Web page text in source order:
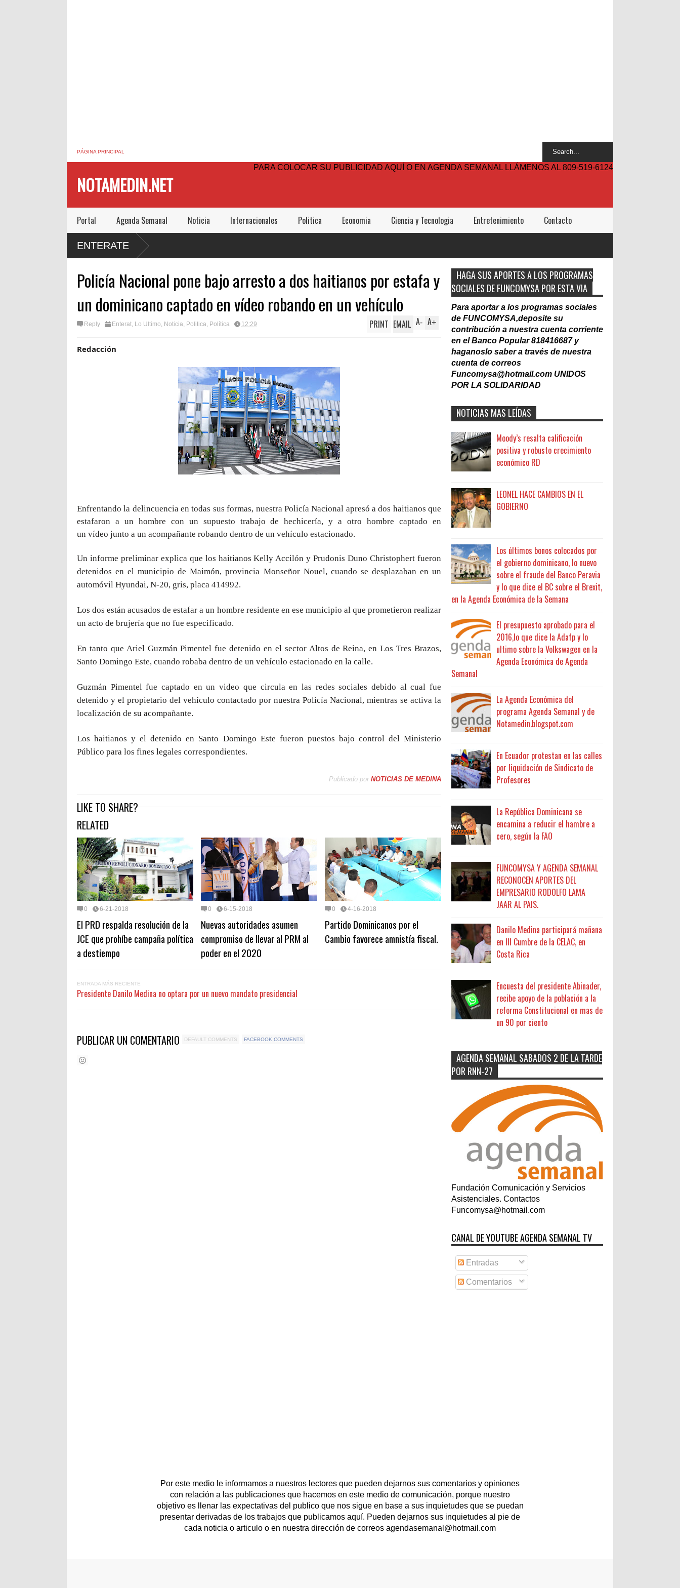
PÁGINA PRINCIPAL
NOTAMEDIN.NET
PARA COLOCAR SU PUBLICIDAD AQUÍ O EN AGENDA SEMANAL LLÁMENOS AL 809-519-6124
Portal Agenda Semanal Noticia Internacionales Politica Economia Ciencia y Tecnologia Entretenimiento Contacto
ENTERATE
Policía Nacional pone bajo arresto a dos haitianos por estafa y
un dominicano captado en vídeo robando en un vehículo
Reply Enterat, Lo Ultimo, Noticia, Politica, Política 12:29 A+
A-
PRINT EMAIL
Redacción
Enfrentando la delincuencia en todas sus formas, nuestra Policía Nacional apresó a dos haitianos que
estafaron a un hombre con un supuesto trabajo de hechicería, y a otro hombre captado en
un vídeo junto a un acompañante robando dentro de un vehículo estacionado.
Un informe preliminar explica que los haitianos Kelly Accilón y Prudonis Duno Christophert fueron
detenidos en el municipio de Maimón, provincia Monseñor Nouel, cuando se desplazaban en un
automóvil Hyundai, N-20, gris, placa 414992.
Los dos están acusados de estafar a un hombre residente en ese municipio al que prometieron realizar
un acto de brujería que no fue especificado.
En tanto que Ariel Guzmán Pimentel fue detenido en el sector Altos de Reina, en Los Tres Brazos,
Santo Domingo Este, cuando robaba dentro de un vehículo estacionado en la calle.
Guzmán Pimentel fue captado en un video que circula en las redes sociales debido al cual fue
detenido y el propietario del vehículo contactado por nuestra Policía Nacional, mientras se activa la
localización de su acompañante.
Los haitianos y el detenido en Santo Domingo Este fueron puestos bajo control del Ministerio
Público para los fines legales correspondientes.
Publicado por NOTICIAS DE MEDINA
LIKE TO SHARE?
RELATED
0 6-21-2018
El PRD respalda resolución de la
JCE que prohíbe campaña política
a destiempo
0 6-15-2018
Nuevas autoridades asumen
compromiso de llevar al PRM al
poder en el 2020
0 4-16-2018
Partido Dominicanos por el
Cambio favorece amnistía fiscal.
ENTRADA MÁS RECIENTE
Presidente Danilo Medina no optara por un nuevo mandato presidencial
PUBLICAR UN COMENTARIO DEFAULT COMMENTS FACEBOOK COMMENTS
HAGA SUS APORTES A LOS PROGRAMAS
SOCIALES DE FUNCOMYSA POR ESTA VIA
Para aportar a los programas sociales
de FUNCOMYSA,deposite su
contribución a nuestra cuenta corriente
en el Banco Popular 818416687 y
haganoslo saber a través de nuestra
cuenta de correos
Funcomysa@hotmail.com UNIDOS
POR LA SOLIDARIDAD
NOTICIAS MAS LEÍDAS
Moody’s resalta calificación
positiva y robusto crecimiento
económico RD
LEONEL HACE CAMBIOS EN EL
GOBIERNO
Los últimos bonos colocados por
el gobierno dominicano, lo nuevo
sobre el fraude del Banco Peravia
y lo que dice el BC sobre el Brexit,
en la Agenda Económica de la Semana
El presupuesto aprobado para el
2016,lo que dice la Adafp y lo
ultimo sobre la Volkswagen en la
Agenda Económica de Agenda
Semanal
La Agenda Económica del
programa Agenda Semanal y de
Notamedin.blogspot.com
En Ecuador protestan en las calles
por liquidación de Sindicato de
Profesores
La República Dominicana se
encamina a reducir el hambre a
cero, según la FAO
FUNCOMYSA Y AGENDA SEMANAL
RECONOCEN APORTES DEL
EMPRESARIO RODOLFO LAMA
JAAR AL PAIS.
Danilo Medina participará mañana
en III Cumbre de la CELAC, en
Costa Rica
Encuesta del presidente Abinader,
recibe apoyo de la población a la
reforma Constitucional en mas de
un 90 por ciento
AGENDA SEMANAL SABADOS 2 DE LA TARDE
POR RNN-27
Fundación Comunicación y Servicios
Asistenciales. Contactos
Funcomysa@hotmail.com
CANAL DE YOUTUBE AGENDA SEMANAL TV
Entradas
Comentarios
Por este medio le informamos a nuestros lectores que pueden dejarnos sus comentarios y opiniones
con relación a las publicaciones que hacemos en este medio de comunicación, porque nuestro
objetivo es llenar las expectativas del publico que nos sigue en base a sus inquietudes que se puedan
presentar derivadas de los trabajos que publicamos aquí. Pueden dejarnos sus inquietudes al pie de
cada noticia o articulo o en nuestra dirección de correos agendasemanal@hotmail.com